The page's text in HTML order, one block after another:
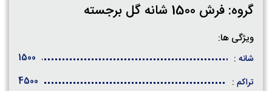
گروه: فرش 1500 شانه گل برجسته
ویژگی ها:
شانه :
1500
تراکم :
4500